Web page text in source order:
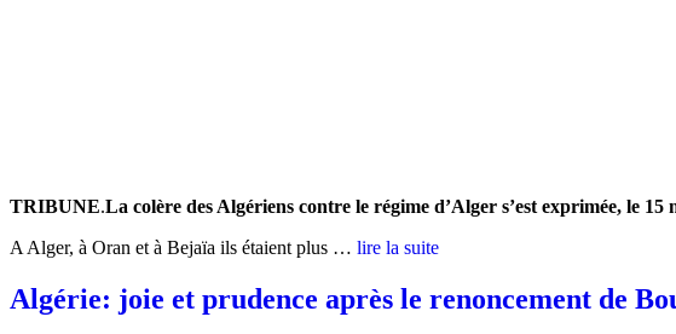
TRIBUNE.La colère des Algériens contre le régime d’Alger s’est exprimée, le
A Alger, à Oran et à Bejaïa ils étaient plus … lire la suite
Algérie: joie et prudence après le renoncement de